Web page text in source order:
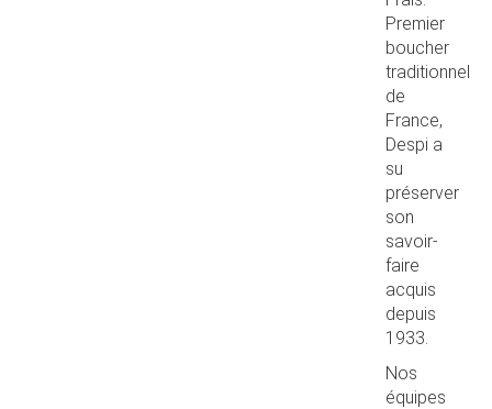
Premier
boucher
traditionnel
de
France,
Despi a
su
préserver
son
savoir-
faire
acquis
depuis
1933.
Nos
équipes